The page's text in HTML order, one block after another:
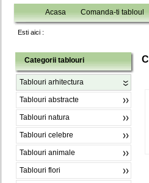
Acasa Comanda-ti tabloul
Esti aici :
Categorii tablouri
Tablouri arhitectura
Tablouri abstracte
Tablouri natura
Tablouri celebre
Tablouri animale
Tablouri flori
C